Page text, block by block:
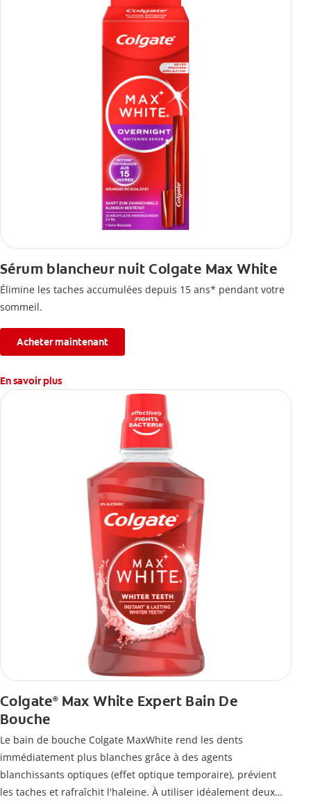
Sérum blancheur nuit Colgate Max White
Élimine les taches accumulées depuis 15 ans* pendant votre
sommeil.
Acheter maintenant
En savoir plus
Colgate®Max White Expert Bain De
Bouche
Le bain de bouche Colgate MaxWhite rend les dents
immédiatement plus blanches grâce à des agents
blanchissants optiques (effet optique temporaire), prévient
les taches et rafraîchit l'haleine. À utiliser idéalement deux